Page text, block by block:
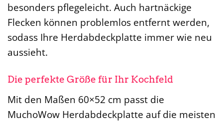
besonders pflegeleicht. Auch hartnäckige
Flecken können problemlos entfernt werden,
sodass Ihre Herdabdeckplatte immer wie neu
aussieht.
Die perfekte Größe für Ihr Kochfeld
Mit den Maßen 60×52 cm passt die
MuchoWow Herdabdeckplatte auf die meisten